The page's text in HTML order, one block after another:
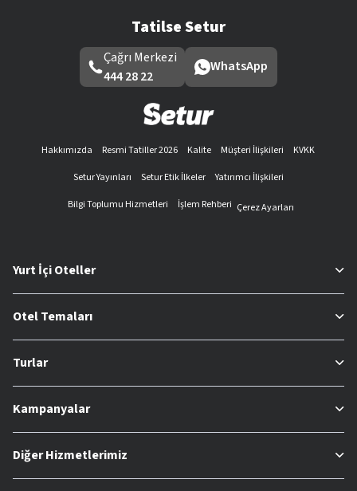
Tatilse Setur
Çağrı Merkezi
444 28 22
WhatsApp
Hakkımızda Resmi Tatiller 2026 Kalite Müşteri İlişkileri
KVKK
Setur Yayınları
Setur Etik İlkeler
Yatırımcı İlişkileri
Bilgi Toplumu Hizmetleri
İşlem Rehberi Çerez Ayarları
Yurt İçi Oteller
Otel Temaları
Turlar
Kampanyalar
Diğer Hizmetlerimiz